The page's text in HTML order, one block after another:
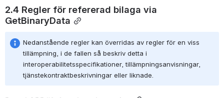
2.4 Regler för refererad bilaga via
GetBinaryData
Nedanstående regler kan överridas av regler för en viss
tillämpning, i de fallen så beskriv detta i
interoperabilitetsspecifikationer, tillämpningsanvisningar,
tjänstekontraktbeskrivningar eller liknade.